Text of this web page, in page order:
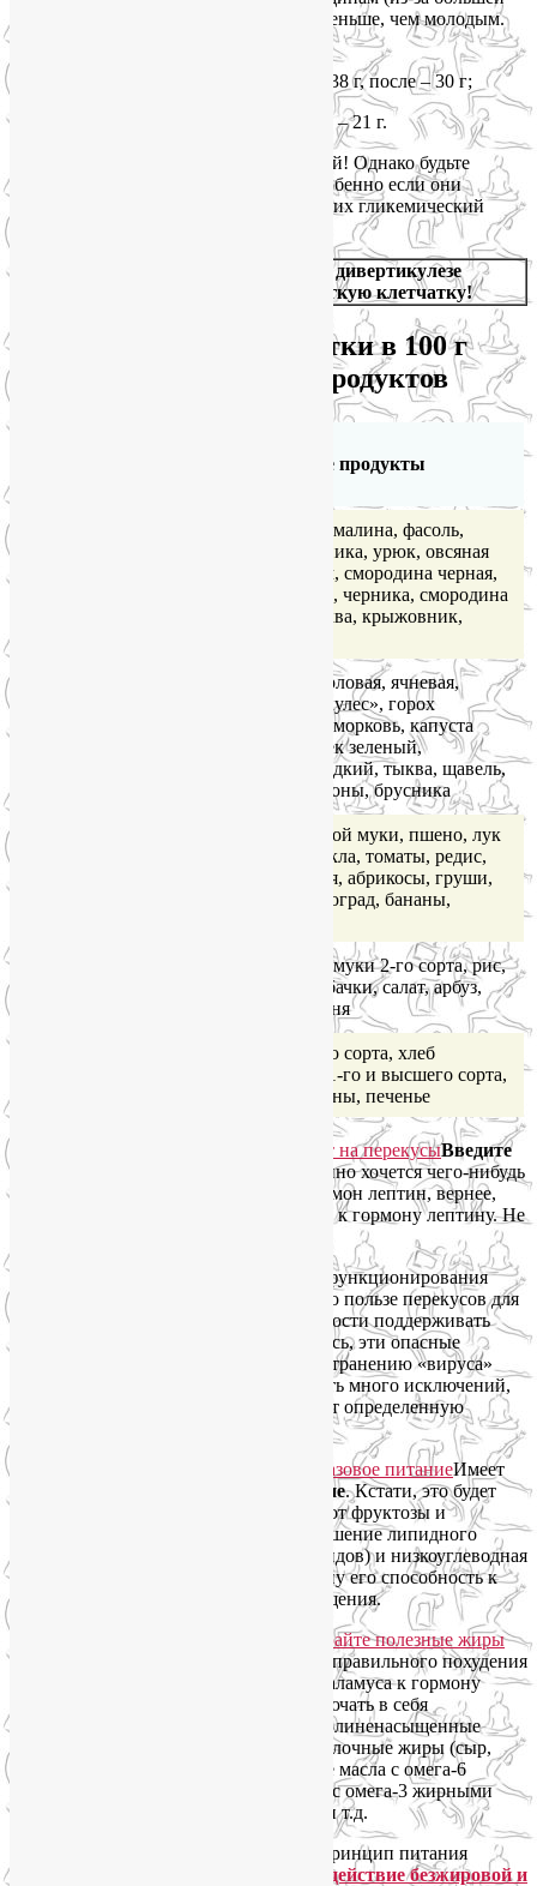
длины кишечника), пожилым людям меньше, чем молодым.
Мужчинам до 50 лет достаточно 38 г, после – 30 г;
Женщинам до 50 лет – 25 г, после – 21 г.
Съедайте в день не менее 400 гр овощей! Однако будьте
осторожны со свеклой и морковью, особенно если они
термически обработаны (в сыром виде их гликемический
при язвенном колите или дивертикулезе
кишечника употребляйте только мягкую клетчатку!
Содержание клетчатки в 100 г
съедобной части продуктов
Пищевые продукты
Отруби пшеничные, малина, фасоль,
орехи, финики, клубника, урюк, овсяная
крупа, шоколад, изюм, смородина черная,
грибы свежие, инжир, черника, смородина
белая и красная, клюква, крыжовник,
Крупа гречневая, перловая, ячневая,
овсяные хлопья «Геркулес», горох
лущеный, картофель, морковь, капуста
белокочанная, горошек зеленый,
баклажаны, перец сладкий, тыква, щавель,
айва, апельсины, лимоны, брусника
Хлеб ржаной из сеяной муки, пшено, лук
зеленый, огурцы, свекла, томаты, редис,
капуста цветная, дыня, абрикосы, груши,
персики, яблоки, виноград, бананы,
Хлеб пшеничный из муки 2-го сорта, рис,
крупа пшеничная, кабачки, салат, арбуз,
вишни, сливы, черешня
Мука пшеничная 1-го сорта, хлеб
пшеничный из муки 1-го и высшего сорта,
манная крупа, макароны, печенье
Введите
Если вам постоянно хочется чего-нибудь
перекусить, в этом как раз виноват гормон лептин, вернее,
уже сформировавшаяся резистентность к гормону лептину. Не
Перекусы нарушают суточные ритмы функционирования
гормона лептина. Вам могут говорить о пользе перекусов для
разгона метаболизма. Или о необходимости поддерживать
уровень сахара в крови. Не поддавайтесь, эти опасные
концепции лишь способствует распространению «вируса»
ожирения. Конечно, в этом правиле есть много исключений,
когда те или иные заболевания диктуют определенную
Имеет
перейти на трехразовое питание. Кстати, это будет
гораздо легче сделать, если отказаться от фруктозы и
либеральнее относиться к жирам. Улучшение липидного
профиля (снижение уровня триглицеридов) и низкоуглеводная
диета помогут вернуть гормону лептину его способность к
естественной регуляции чувства насыщения.
Для правильного похудения
и повышения чувствительности гипоталамуса к гормону
лептину здоровый рацион должен включать в себя
насыщенные, мононенасыщенные и полиненасыщенные
жиры: сливочное и топленое масло, молочные жиры (сыр,
сметана), авокадо, орехи, растительные масла с омега-6
жирными кислотами, животные жиры с омега-3 жирными
кислотами (рыбий жир, масло криля), и т.д.
Если вы все еще сомневаетесь, какой принцип питания
сравните действие безжировой и